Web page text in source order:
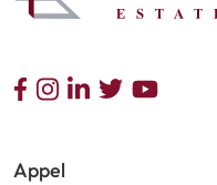
Appel